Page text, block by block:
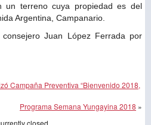
un terreno cuya propiedad es del
Argentina, Campanario.
Juan López Ferrada por
Campaña Preventiva “Bienvenido 2018,
Programa Semana Yungayina 2018 »
closed.